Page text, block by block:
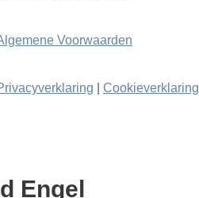
Voorwaarden
Cookieverklaring
Engel